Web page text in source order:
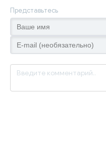
Представьтесь